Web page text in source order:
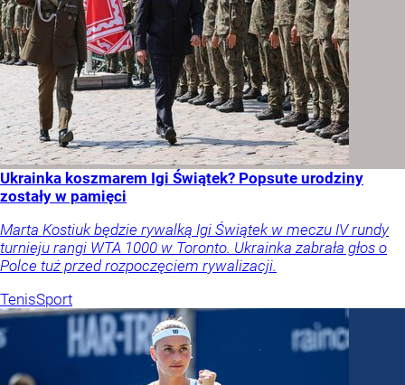
Ukrainka koszmarem Igi Świątek? Popsute urodziny
zostały w pamięci
Marta Kostiuk będzie rywalką Igi Świątek w meczu IV rundy
turnieju rangi WTA 1000 w Toronto. Ukrainka zabrała głos o
Polce tuż przed rozpoczęciem rywalizacji.
TenisSport